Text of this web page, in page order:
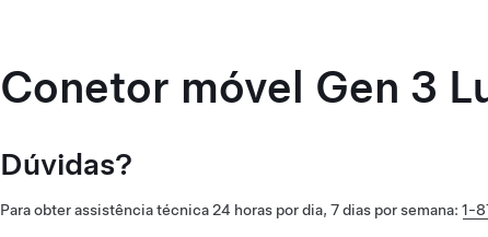
Conetor móvel Gen 3
Dúvidas?
Para obter assistência técnica 24 horas por dia, 7 dias por semana: 1-